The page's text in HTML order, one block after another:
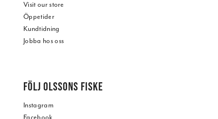
Visit our store
Öppetider
Kundtidning
Jobba hos oss
FÖLJ OLSSONS FISKE
Instagram